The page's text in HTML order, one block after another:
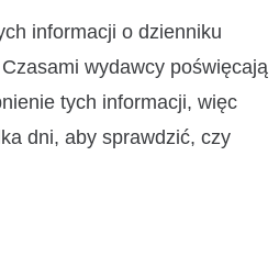
informacji o dzienniku
wydawcy poświęcają
tych informacji, więc
dni, aby sprawdzić, czy